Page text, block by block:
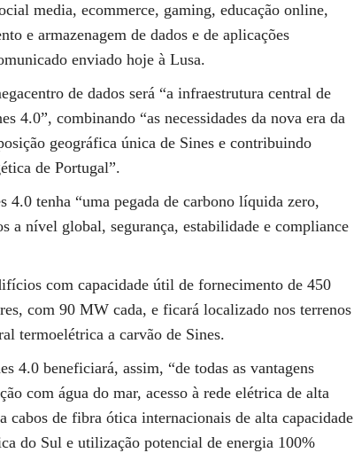
media, ecommerce, gaming, educação online,
e armazenagem de dados e de aplicações
enviado hoje à Lusa.
de dados será “a infraestrutura central de
4.0”, combinando “as necessidades da nova era da
geográfica única de Sines e contribuindo
de Portugal”.
4.0 tenha “uma pegada de carbono líquida zero,
a nível global, segurança, estabilidade e compliance
com capacidade útil de fornecimento de 450
com 90 MW cada, e ficará localizado nos terrenos
termoelétrica a carvão de Sines.
4.0 beneficiará, assim, “de todas as vantagens
com água do mar, acesso à rede elétrica de alta
cabos de fibra ótica internacionais de alta capacidade
do Sul e utilização potencial de energia 100%